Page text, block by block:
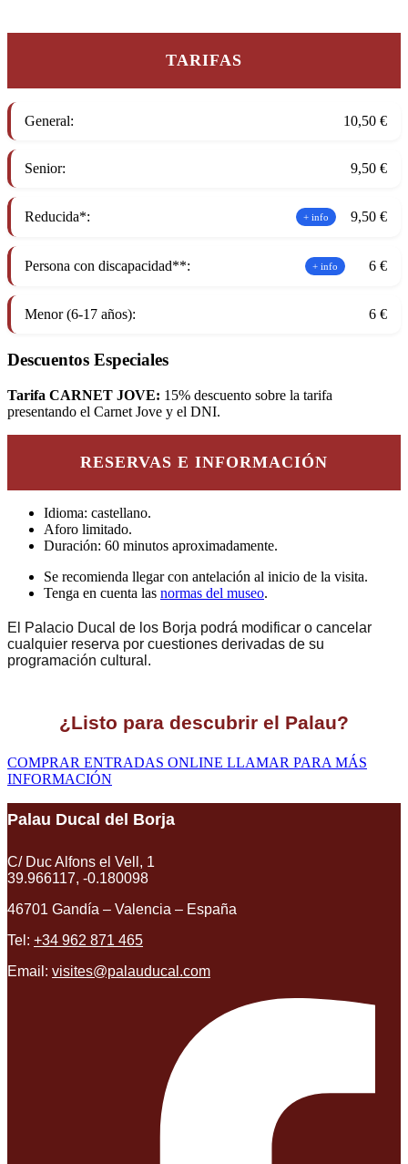
TARIFAS
General: 10,50 €
Senior: 9,50 €
Reducida*: + info 9,50 €
Persona con discapacidad**: + info 6 €
Menor (6-17 años): 6 €
Descuentos Especiales
Tarifa CARNET JOVE: 15% descuento sobre la tarifa
presentando el Carnet Jove y el DNI.
RESERVAS E INFORMACIÓN
Idioma: castellano.
Aforo limitado.
Duración: 60 minutos aproximadamente.
Se recomienda llegar con antelación al inicio de la visita.
Tenga en cuenta las normas del museo.
El Palacio Ducal de los Borja podrá modificar o cancelar
cualquier reserva por cuestiones derivadas de su
programación cultural.
¿Listo para descubrir el Palau?
COMPRAR ENTRADAS ONLINE LLAMAR PARA MÁS
INFORMACIÓN
Palau Ducal del Borja
C/ Duc Alfons el Vell, 1
39.966117, -0.180098
46701 Gandía – Valencia – España
Tel: +34 962 871 465
Email: visites@palauducal.com